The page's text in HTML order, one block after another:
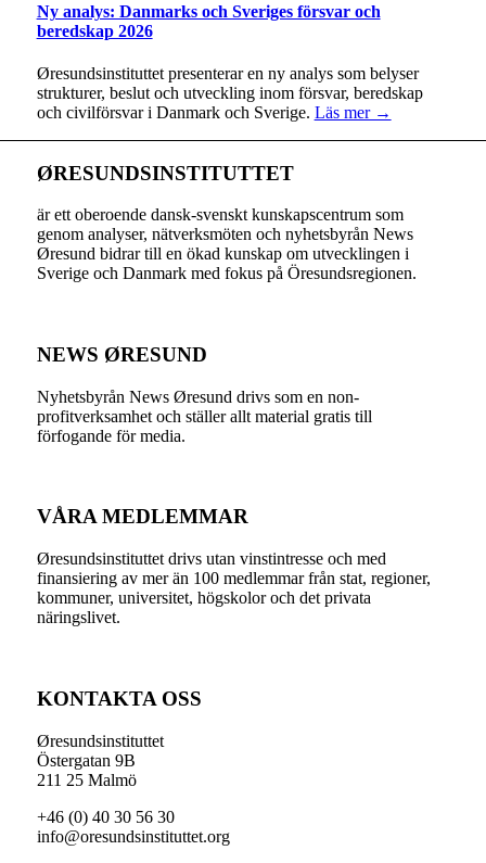
Ny analys: Danmarks och Sveriges försvar och
beredskap 2026
Øresundsinstituttet presenterar en ny analys som belyser
strukturer, beslut och utveckling inom försvar, beredskap
och civilförsvar i Danmark och Sverige. Läs mer →
ØRESUNDSINSTITUTTET
är ett oberoende dansk-svenskt kunskapscentrum som
genom analyser, nätverksmöten och nyhetsbyrån News
Øresund bidrar till en ökad kunskap om utvecklingen i
Sverige och Danmark med fokus på Öresundsregionen.
NEWS ØRESUND
Nyhetsbyrån News Øresund drivs som en non-
profitverksamhet och ställer allt material gratis till
förfogande för media.
VÅRA MEDLEMMAR
Øresundsinstituttet drivs utan vinst­intresse och med
finansiering av mer än 100 medlemmar från stat, regioner,
kommuner, universitet, högskolor och det privata
näringslivet.
KONTAKTA OSS
Øresundsinstituttet
Östergatan 9B
211 25 Malmö
+46 (0) 40 30 56 30
info@oresundsinstituttet.org